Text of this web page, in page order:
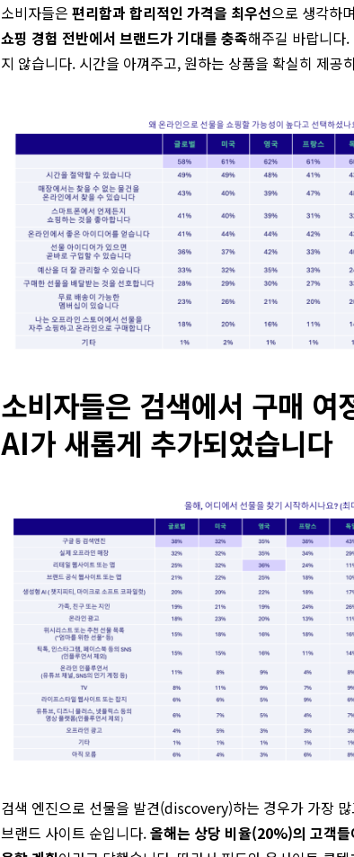
소비자들은편리함과 합리적인 가격을 최우선으로 생각하
쇼핑 경험 전반에서 브랜드가 기대를 충족해주길 바랍니다
지 않습니다. 시간을 아껴주고, 원하는 상품을 확실히 제공
소비자들은 검색에서 구매 여
AI가 새롭게 추가되었습니다
검색 엔진으로 선물을 발견(discovery)하는 경우가 가장
브랜드 사이트 순입니다.올해는 상당 비율(20%)의 고객